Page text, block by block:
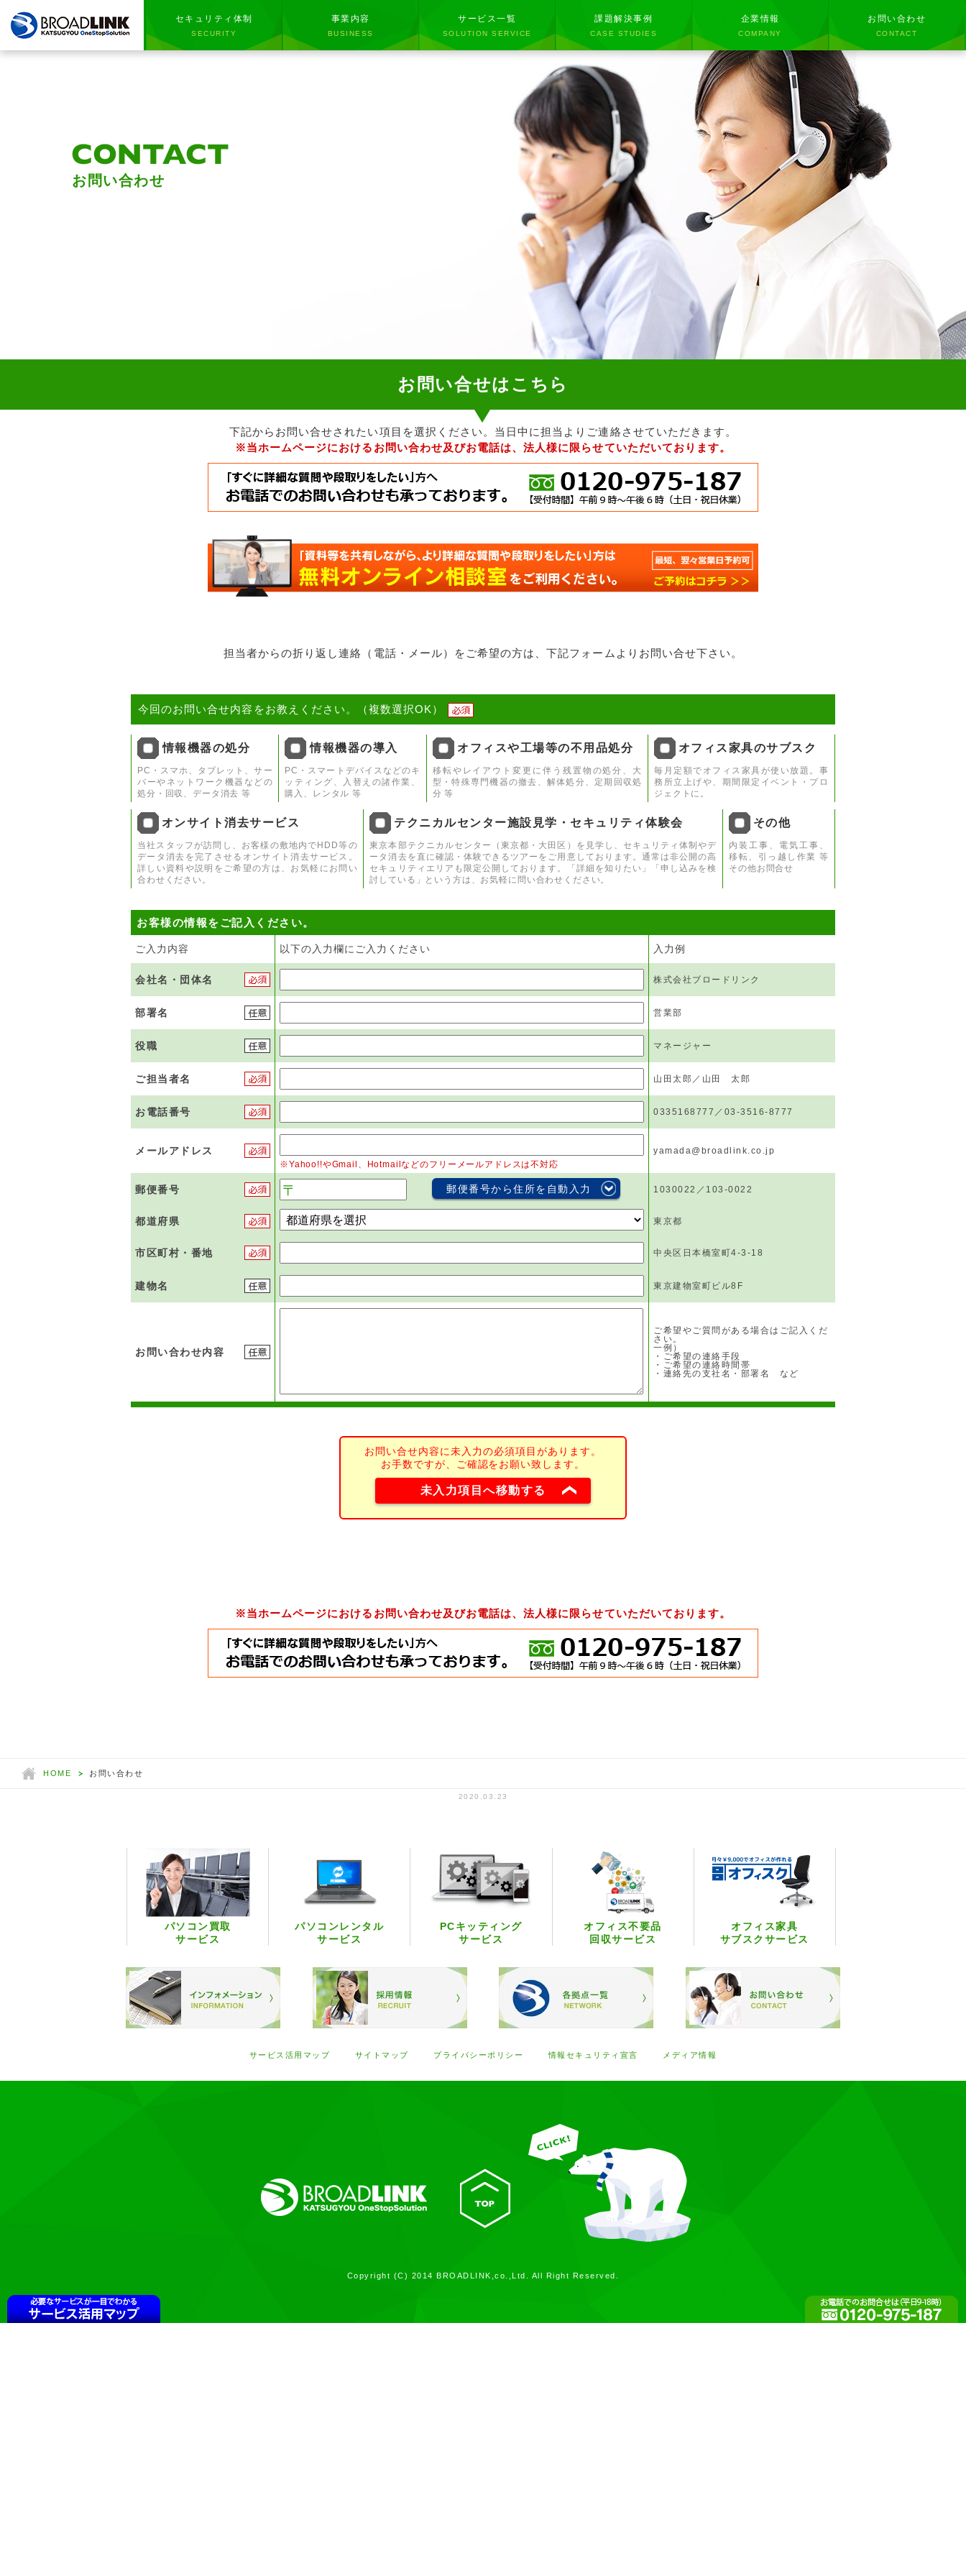
セキュリティ体制
SECURITY
事業内容
BUSINESS
サービス一覧
SOLUTION SERVICE
課題解決事例
CASE STUDIES
企業情報
COMPANY
お問い合わせ
CONTACT
お問い合わせ
お問い合せはこちら
下記からお問い合せされたい項目を選択ください。当日中に担当よりご連絡させていただきます。
※当ホームページにおけるお問い合わせ及びお電話は、法人様に限らせていただいております。
担当者からの折り返し連絡（電話・メール）をご希望の方は、下記フォームよりお問い合せ下さい。
今回のお問い合せ内容をお教えください。（複数選択OK）
情報機器の処分
PC・スマホ、タブレット、サー
バーやネットワーク機器などの
処分・回収、データ消去 等
情報機器の導入
PC・スマートデバイスなどのキ
ッティング、入替えの諸作業、
購入、レンタル 等
オフィスや工場等の不用品処分
移転やレイアウト変更に伴う残置物の処分、大
型・特殊専門機器の撤去、解体処分、定期回収処
分 等
オフィス家具のサブスク
毎月定額でオフィス家具が使い放題。事
務所立上げや、期間限定イベント・プロ
ジェクトに。
オンサイト消去サービス
当社スタッフが訪問し、お客様の敷地内でHDD等の
データ消去を完了させるオンサイト消去サービス。
詳しい資料や説明をご希望の方は、お気軽にお問い
合わせください。
テクニカルセンター施設見学・セキュリティ体験会
東京本部テクニカルセンター（東京都・大田区）を見学し、セキュリティ体制やデ
ータ消去を直に確認・体験できるツアーをご用意しております。通常は非公開の高
セキュリティエリアも限定公開しております。「詳細を知りたい」「申し込みを検
討している」という方は、お気軽に問い合わせください。
その他
内装工事、電気工事、
移転、引っ越し作業 等
その他お問合せ
お客様の情報をご記入ください。
ご入力内容 以下の入力欄にご入力ください 入力例
会社名・団体名 株式会社ブロードリンク
部署名 営業部
役職 マネージャー
ご担当者名 山田太郎／山田 太郎
お電話番号 0335168777／03-3516-8777
メールアドレス
※Yahoo!!やGmail、Hotmailなどのフリーメールアドレスは不対応
yamada@broadlink.co.jp
郵便番号 郵便番号から住所を自動入力 1030022／103-0022
都道府県 東京都
市区町村・番地 中央区日本橋室町4-3-18
建物名 東京建物室町ビル8F
お問い合わせ内容
ご希望やご質問がある場合はご記入くだ
さい。
一例）
・ご希望の連絡手段
・ご希望の連絡時間帯
・連絡先の支社名・部署名 など
お問い合せ内容に未入力の必須項目があります。
お手数ですが、ご確認をお願い致します。
未入力項目へ移動する
※当ホームページにおけるお問い合わせ及びお電話は、法人様に限らせていただいております。
HOME お問い合わせ
2020.03.23
パソコン買取
サービス
パソコンレンタル
サービス
PCキッティング
サービス
オフィス不要品
回収サービス
オフィス家具
サブスクサービス
サービス活用マップ サイトマップ プライバシーポリシー 情報セキュリティ宣言 メディア情報
Copyright (C) 2014 BROADLINK,co.,Ltd. All Right Reserved.